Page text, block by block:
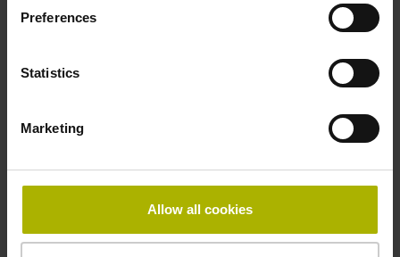
Preferences
Statistics
Marketing
Allow all cookies
我特此確認我已閱讀並同意
為了處理您的請求，DR. JOHANNES HEIDENHAIN
GmbH會以電子方式收集、使用及處理您提供的個人資料。
您的資料可能會與DR. JOHANNES HEIDENHAIN GmbH